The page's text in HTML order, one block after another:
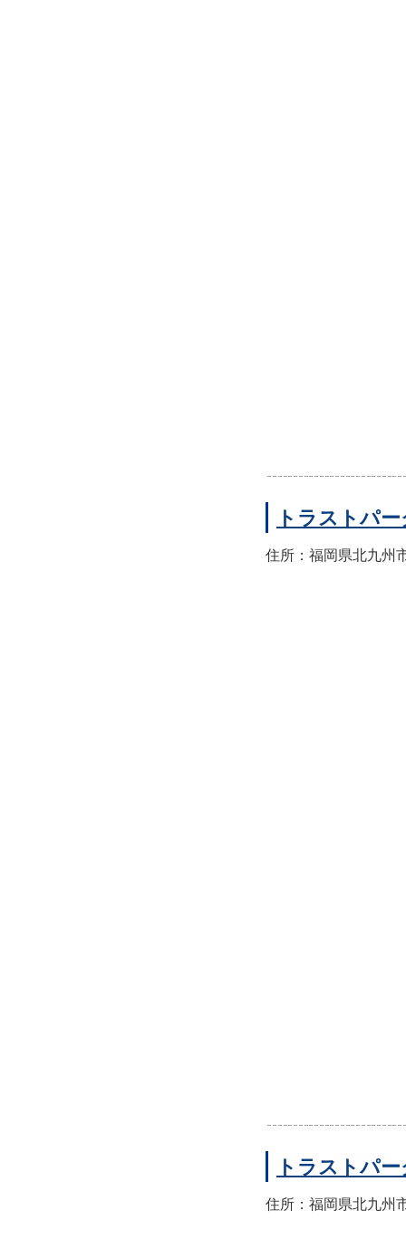
トラストパ
住所：福岡県北九州
トラストパ
住所：福岡県北九州